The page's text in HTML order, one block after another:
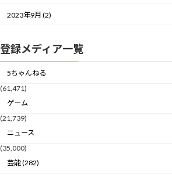
2023年9月 (2)
登録メディア一覧
5ちゃんねる
(61,471)
ゲーム
(21,739)
ニュース
(35,000)
芸能 (282)